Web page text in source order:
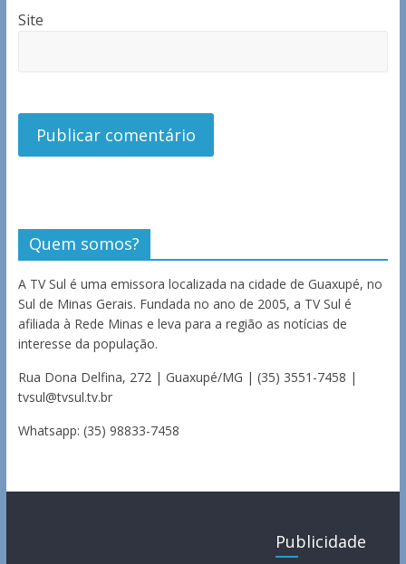
Site
Quem somos?
A TV Sul é uma emissora localizada na cidade de Guaxupé, no
Sul de Minas Gerais. Fundada no ano de 2005, a TV Sul é
afiliada à Rede Minas e leva para a região as notícias de
interesse da população.
Rua Dona Delfina, 272 | Guaxupé/MG | (35) 3551-7458 |
tvsul@tvsul.tv.br
Whatsapp: (35) 98833-7458
Publicidade